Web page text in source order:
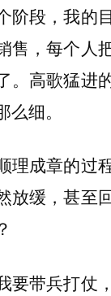
阶段，我的
售，每个人
。高歌猛进
细。
理成章的过
放缓，甚至
要带兵打仗